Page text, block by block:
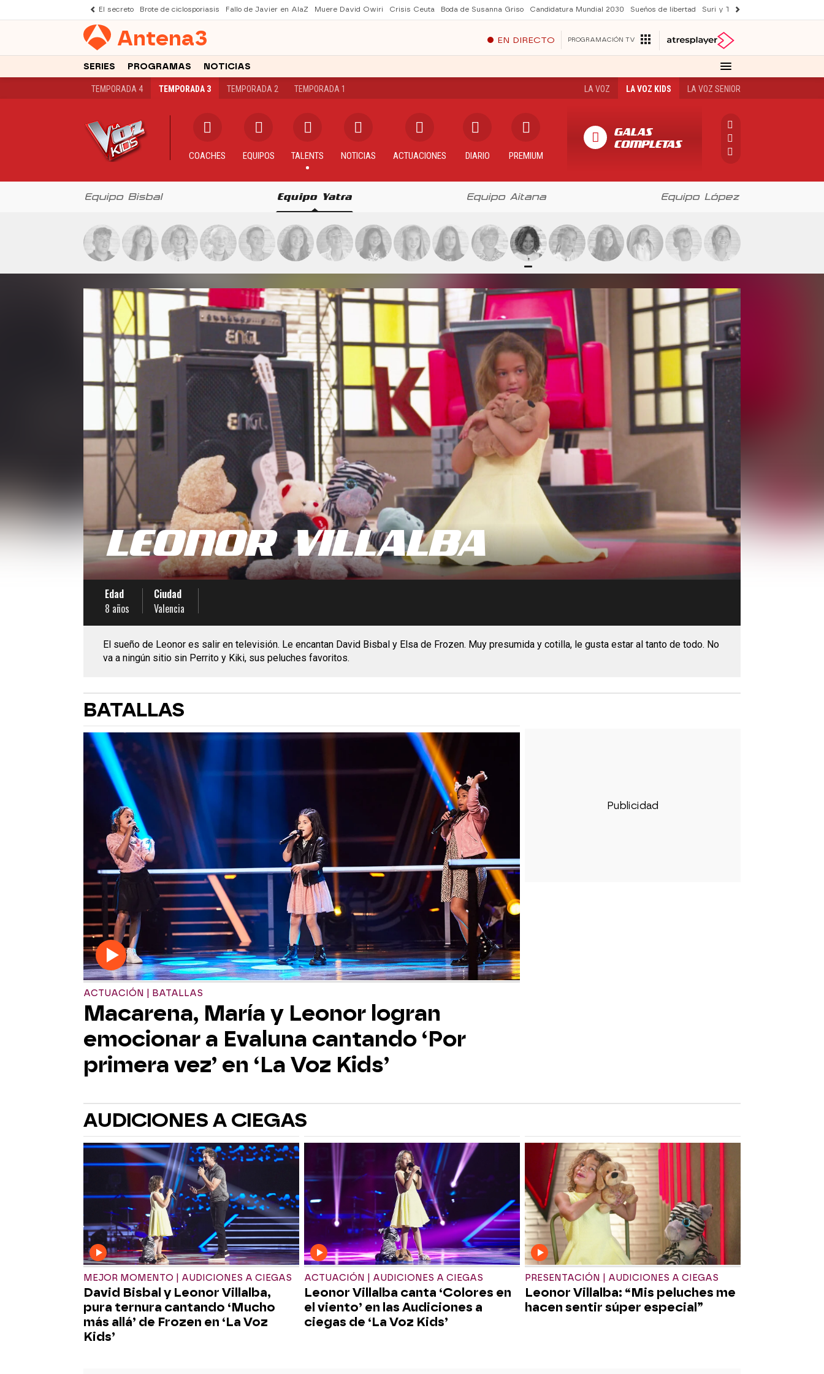
El secreto Brote de ciclosporiasis Fallo de Javier en AlaZ Muere David Owiri Crisis Ceuta Boda de Susanna Griso Candidatura Mundial 2030 Sueños de libertad Suri y Tom Cruise
Antena3 EN DIRECTO PROGRAMACIÓN TV
SERIES PROGRAMAS NOTICIAS
TEMPORADA 4 TEMPORADA 3 TEMPORADA 2 TEMPORADA 1 LA VOZ SENIOR
LA VOZ KIDS
LA VOZ
COACHES EQUIPOS TALENTS NOTICIAS ACTUACIONES DIARIO PREMIUM
GALAS
COMPLETAS
Equipo Bisbal Equipo Yatra Equipo Aitana Equipo López
LEONOR VILLALBA
Edad
8 años
Ciudad
Valencia
El sueño de Leonor es salir en televisión. Le encantan David Bisbal y Elsa de Frozen. Muy presumida y cotilla, le gusta estar al tanto de todo. No
va a ningún sitio sin Perrito y Kiki, sus peluches favoritos.
BATALLAS
ACTUACIÓN | BATALLAS
Macarena, María y Leonor logran
emocionar a Evaluna cantando ‘Por
primera vez’ en ‘La Voz Kids’
AUDICIONES A CIEGAS
MEJOR MOMENTO | AUDICIONES A CIEGAS
David Bisbal y Leonor Villalba,
pura ternura cantando ‘Mucho
más allá’ de Frozen en ‘La Voz
Kids’
ACTUACIÓN | AUDICIONES A CIEGAS
Leonor Villalba canta ‘Colores en
el viento’ en las Audiciones a
ciegas de ‘La Voz Kids’
PRESENTACIÓN | AUDICIONES A CIEGAS
Leonor Villalba: “Mis peluches me
hacen sentir súper especial”